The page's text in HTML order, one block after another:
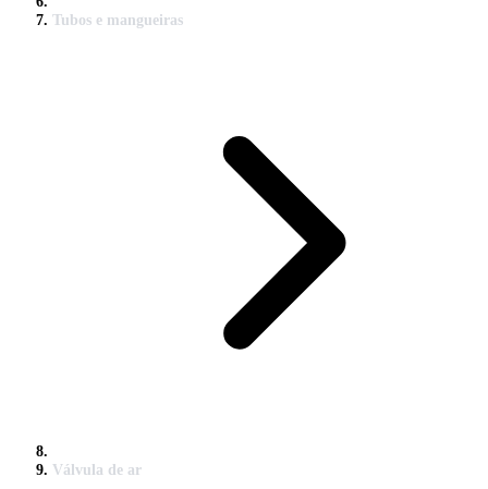
Tubos e mangueiras
Válvula de ar